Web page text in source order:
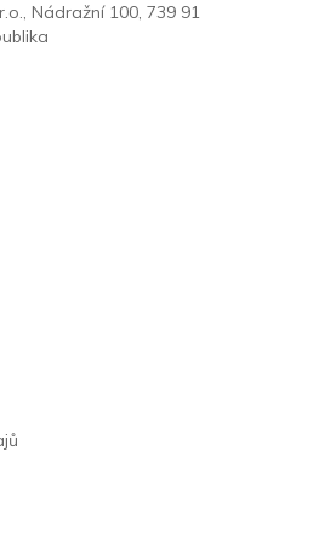
Nádražní 100, 739 91